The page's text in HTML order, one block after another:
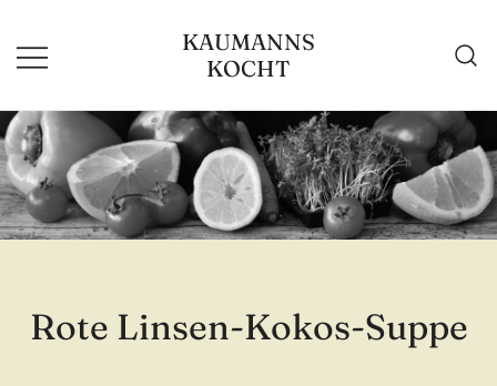
Inhalt
springen
KAUMANNS
KOCHT
Rote Linsen-Kokos-Suppe